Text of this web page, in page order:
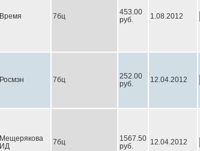
Время 7бц
453.00
руб.
1.08.2012
Росмэн 7бц
252.00
руб.
12.04.2012
Мещерякова
ИД
7бц
1567.50
руб.
12.04.2012